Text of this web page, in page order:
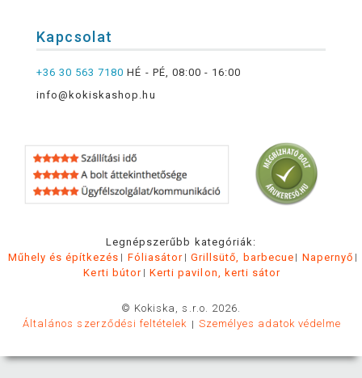
Kapcsolat
+36 30 563 7180 HÉ - PÉ, 08:00 - 16:00
info@kokiskashop.hu
Legnépszerűbb kategóriák:
Műhely és építkezés
Fóliasátor Grillsütő, barbecue
Napernyő
Kerti bútor
Kerti pavilon, kerti sátor
© Kokiska, s.r.o. 2026.
Általános szerződési feltételek
Személyes adatok védelme